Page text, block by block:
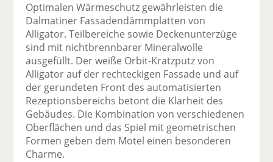
Optimalen Wärmeschutz gewährleisten die
Dalmatiner Fassadendämmplatten von
Alligator. Teilbereiche sowie Deckenunterzüge
sind mit nichtbrennbarer Mineralwolle
ausgefüllt. Der weiße Orbit-Kratzputz von
Alligator auf der rechteckigen Fassade und auf
der gerundeten Front des automatisierten
Rezeptionsbereichs betont die Klarheit des
Gebäudes. Die Kombination von verschiedenen
Oberflächen und das Spiel mit geometrischen
Formen geben dem Motel einen besonderen
Charme.